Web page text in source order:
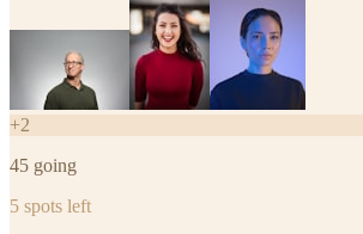
+2
45 going
5 spots left